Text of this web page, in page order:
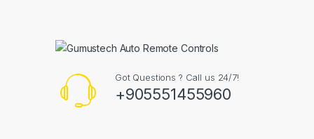
Got Questions ? Call us 24/7!
+905551455960